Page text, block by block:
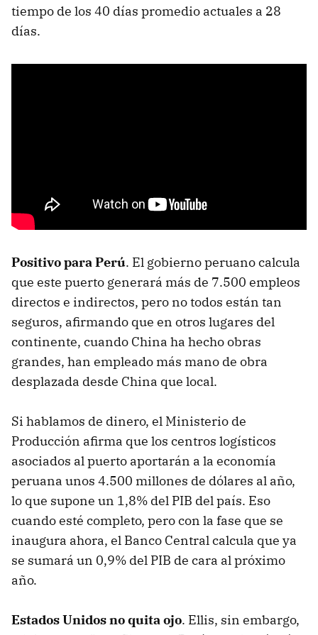
tiempo de los 40 días promedio actuales a 28
días.
Positivo para Perú. El gobierno peruano calcula
que este puerto generará más de 7.500 empleos
directos e indirectos, pero no todos están tan
seguros, afirmando que en otros lugares del
continente, cuando China ha hecho obras
grandes, han empleado más mano de obra
desplazada desde China que local.
Si hablamos de dinero, el Ministerio de
Producción afirma que los centros logísticos
asociados al puerto aportarán a la economía
peruana unos 4.500 millones de dólares al año,
lo que supone un 1,8% del PIB del país. Eso
cuando esté completo, pero con la fase que se
inaugura ahora, el Banco Central calcula que ya
se sumará un 0,9% del PIB de cara al próximo
año.
Estados Unidos no quita ojo. Ellis, sin embargo,